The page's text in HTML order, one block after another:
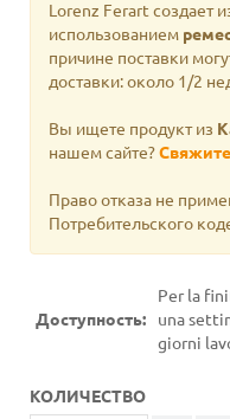
Lorenz Ferart создает
использованием
причине поставки
доставки: около 1/2
Вы ищете продукт из
нашем сайте?
Право отказа не
Потребительского
Доступность:
Per la
una
giorni
КОЛИЧЕСТВО